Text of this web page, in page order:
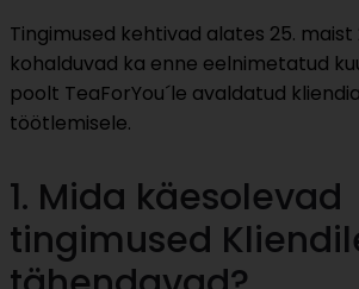
Tingimused kehtivad alates 25. maist
kohalduvad ka enne eelnimetatud
poolt TeaForYou´le avaldatud
töötlemisele.
1. Mida käesolevad
tingimused